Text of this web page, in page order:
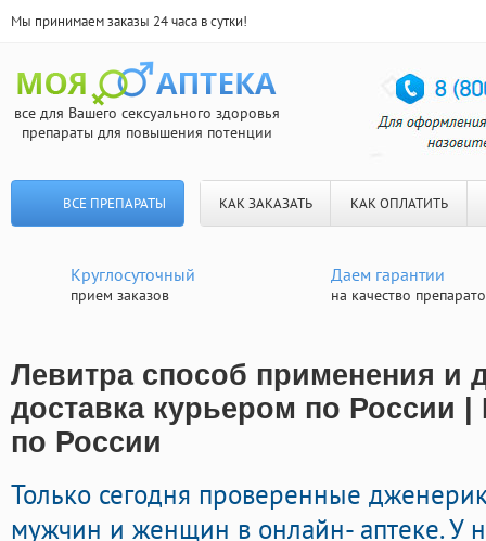
Мы принимаем заказы 24 часа в сутки!
все для Вашего сексуального здоровья
препараты для повышения потенции
ВСЕ ПРЕПАРАТЫ КАК ЗАКАЗАТЬ КАК ОПЛАТИТЬ
Круглосуточный
прием заказов
Даем гарантии
на качество
Левитра способ применения и
доставка курьером по России |
по России
Только сегодня проверенные
мужчин и женщин в онлайн- аптеке. У